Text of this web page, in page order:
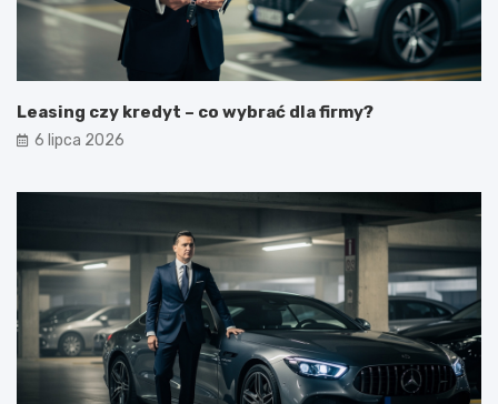
Leasing czy kredyt – co wybrać dla firmy?
6 lipca 2026